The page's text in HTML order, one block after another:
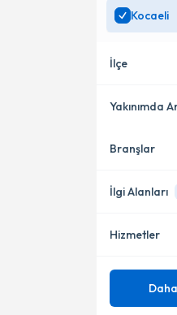
Kocaeli
İlçe
İzmit
Gebze
Yakınımda
Konumuma
Branşlar
İlgi Alanları
Donuk
Hizmetler
Mezuniyet